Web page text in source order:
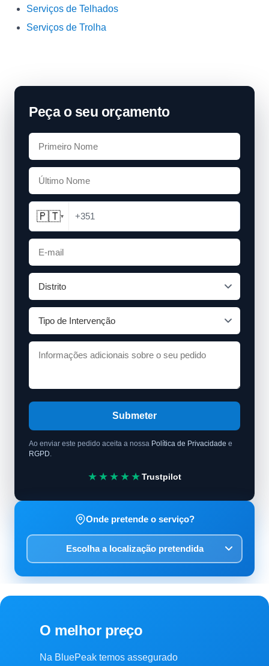
Serviços de Telhados
Serviços de Trolha
Peça o seu orçamento
🇵🇹▾ +351
Submeter
Ao enviar este pedido aceita a nossa Política de Privacidade e
RGPD
★★★★★Trustpilot
Onde pretende o serviço?
O melhor preço
Na BluePeak temos assegurado